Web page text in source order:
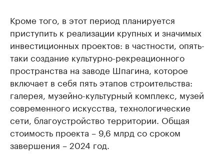
Кроме того, в этот период планируется
приступить к реализации крупных и значимых
инвестиционных проектов: в частности, опять-
таки создание культурно-рекреационного
пространства на заводе Шпагина, которое
включает в себя пять этапов строительства:
галерея, музейно-культурный комплекс, музей
современного искусства, технологические
сети, благоустройство территории. Общая
стоимость проекта – 9,6 млрд со сроком
завершения – 2024 год.